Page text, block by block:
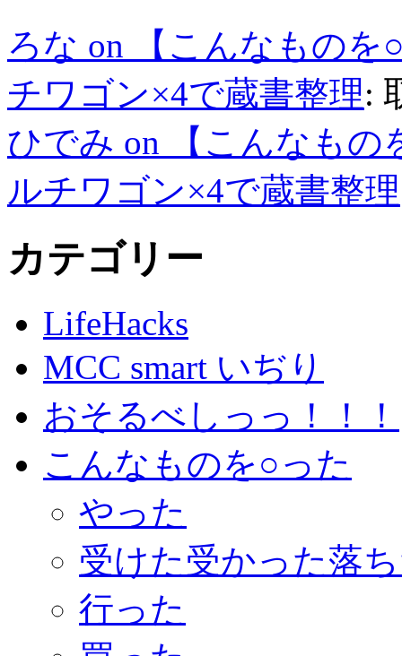
ろな on 【こんなもの
チワゴン×4で蔵書整理:
ひでみ on 【こんなも
ルチワゴン×4で蔵書整理
カテゴリー
LifeHacks
MCC smart いぢり
おそるべしっっ！！！
こんなものを○った
やった
受けた受かった落
行った